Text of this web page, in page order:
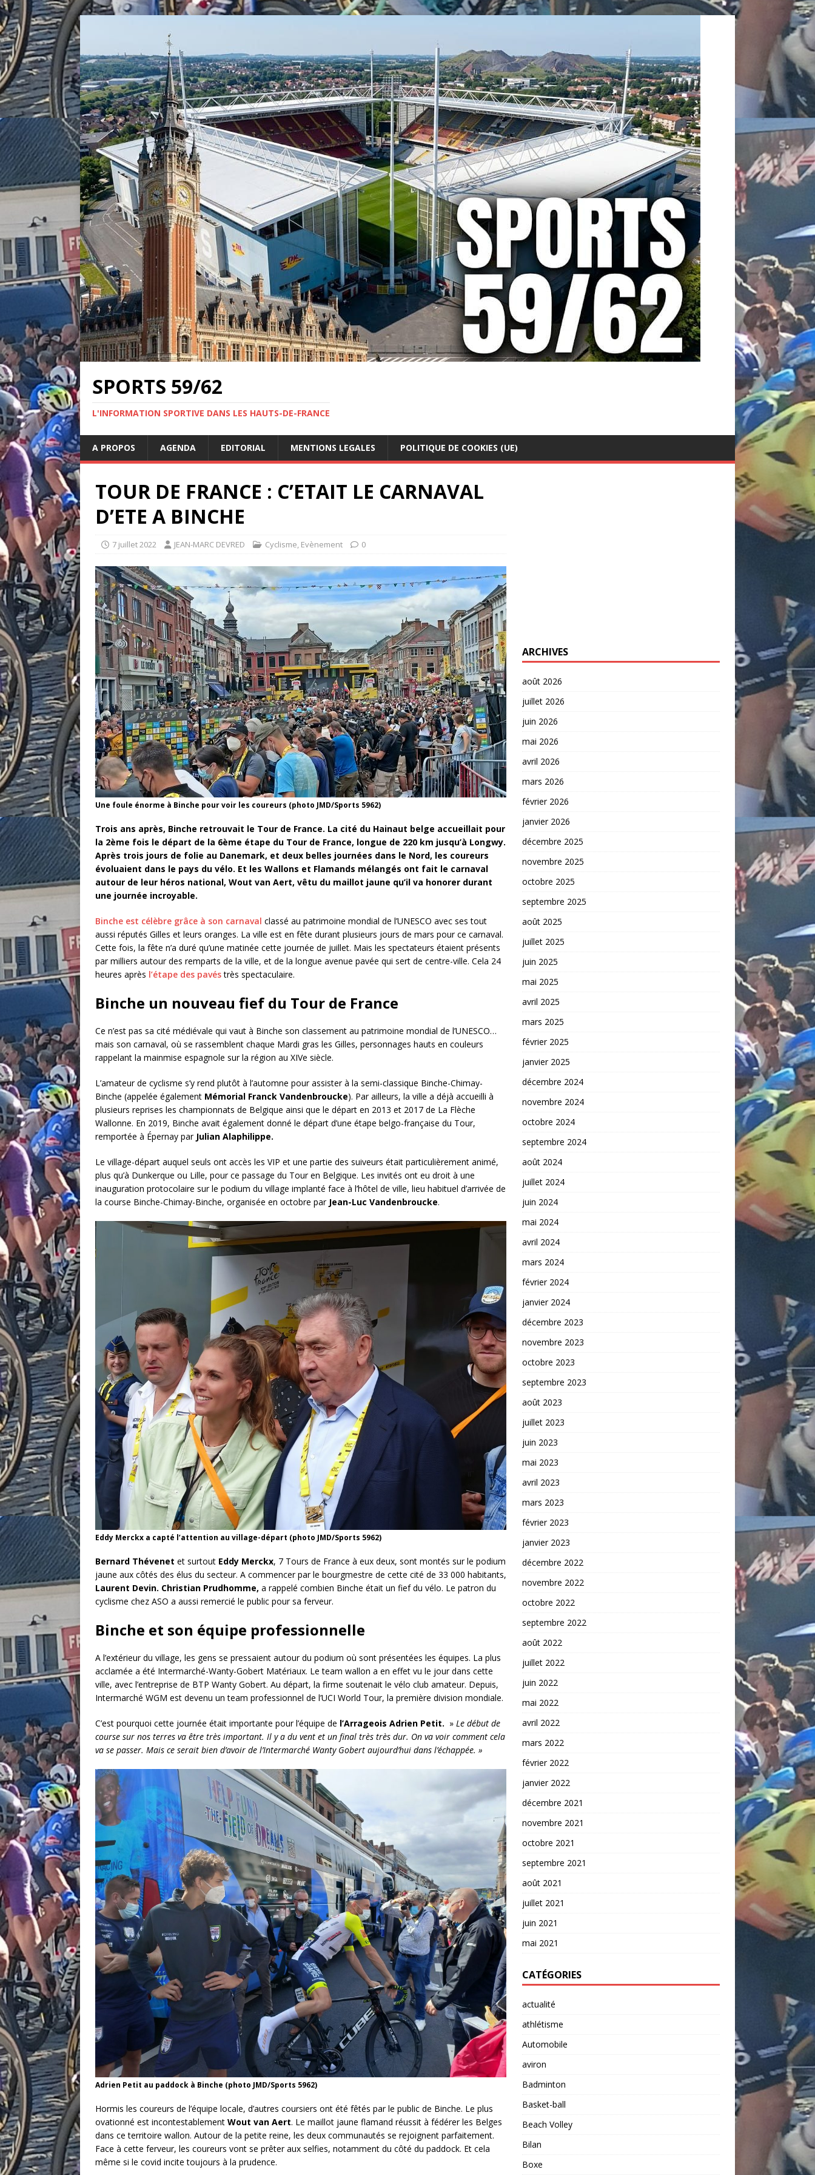
SPORTS 59/62
L'INFORMATION SPORTIVE DANS LES HAUTS-DE-FRANCE
A PROPOS AGENDA EDITORIAL MENTIONS LEGALES POLITIQUE DE COOKIES (UE)
TOUR DE FRANCE : C’ETAIT LE CARNAVAL
D’ETE A BINCHE
7 juillet 2022 JEAN-MARC DEVRED Cyclisme, Evènement 0
Une foule énorme à Binche pour voir les coureurs (photo JMD/Sports 5962)
Trois ans après, Binche retrouvait le Tour de France. La cité du Hainaut belge accueillait pour
la 2ème fois le départ de la 6ème étape du Tour de France, longue de 220 km jusqu’à Longwy.
Après trois jours de folie au Danemark, et deux belles journées dans le Nord, les coureurs
évoluaient dans le pays du vélo. Et les Wallons et Flamands mélangés ont fait le carnaval
autour de leur héros national, Wout van Aert, vêtu du maillot jaune qu’il va honorer durant
une journée incroyable.
Binche est célèbre grâce à son carnaval classé au patrimoine mondial de l’UNESCO avec ses tout
aussi réputés Gilles et leurs oranges. La ville est en fête durant plusieurs jours de mars pour ce carnaval.
Cette fois, la fête n’a duré qu’une matinée cette journée de juillet. Mais les spectateurs étaient présents
par milliers autour des remparts de la ville, et de la longue avenue pavée qui sert de centre-ville. Cela 24
heures après l’étape des pavéstrès spectaculaire.
Binche un nouveau fief du Tour de France
Ce n’est pas sa cité médiévale qui vaut à Binche son classement au patrimoine mondial de l’UNESCO…
mais son carnaval, où se rassemblent chaque Mardi gras les Gilles, personnages hauts en couleurs
rappelant la mainmise espagnole sur la région au XIVe siècle.
L’amateur de cyclisme s’y rend plutôt à l’automne pour assister à la semi-classique Binche-Chimay-
Binche (appelée également Mémorial Franck Vandenbroucke). Par ailleurs, la ville a déjà accueilli à
plusieurs reprises les championnats de Belgique ainsi que le départ en 2013 et 2017 de La Flèche
Wallonne. En 2019, Binche avait également donné le départ d’une étape belgo-française du Tour,
remportée à Épernay par Julian Alaphilippe.
Le village-départ auquel seuls ont accès les VIP et une partie des suiveurs était particulièrement animé,
plus qu’à Dunkerque ou Lille, pour ce passage du Tour en Belgique. Les invités ont eu droit à une
inauguration protocolaire sur le podium du village implanté face à l’hôtel de ville, lieu habituel d’arrivée de
la course Binche-Chimay-Binche, organisée en octobre par Jean-Luc Vandenbroucke.
Eddy Merckx a capté l’attention au village-départ (photo JMD/Sports 5962)
Bernard Thévenet et surtout Eddy Merckx, 7 Tours de France à eux deux, sont montés sur le podium
jaune aux côtés des élus du secteur. A commencer par le bourgmestre de cette cité de 33 000 habitants,
Laurent Devin. Christian Prudhomme, a rappelé combien Binche était un fief du vélo. Le patron du
cyclisme chez ASO a aussi remercié le public pour sa ferveur.
Binche et son équipe professionnelle
A l’extérieur du village, les gens se pressaient autour du podium où sont présentées les équipes. La plus
acclamée a été Intermarché-Wanty-Gobert Matériaux. Le team wallon a en effet vu le jour dans cette
ville, avec l’entreprise de BTP Wanty Gobert. Au départ, la firme soutenait le vélo club amateur. Depuis,
Intermarché WGM est devenu un team professionnel de l’UCI World Tour, la première division mondiale.
C’est pourquoi cette journée était importante pour l’équipe de l’Arrageois Adrien Petit. » Le début de
course sur nos terres va être très important. Il y a du vent et un final très très dur. On va voir comment cela
va se passer. Mais ce serait bien d’avoir de l’Intermarché Wanty Gobert aujourd’hui dans l’échappée. »
Adrien Petit au paddock à Binche (photo JMD/Sports 5962)
Hormis les coureurs de l’équipe locale, d’autres coursiers ont été fêtés par le public de Binche. Le plus
ovationné est incontestablement Wout van Aert. Le maillot jaune flamand réussit à fédérer les Belges
dans ce territoire wallon. Autour de la petite reine, les deux communautés se rejoignent parfaitement.
Face à cette ferveur, les coureurs vont se prêter aux selfies, notamment du côté du paddock. Et cela
même si le covid incite toujours à la prudence.
ARCHIVES
août 2026
juillet 2026
juin 2026
mai 2026
avril 2026
mars 2026
février 2026
janvier 2026
décembre 2025
novembre 2025
octobre 2025
septembre 2025
août 2025
juillet 2025
juin 2025
mai 2025
avril 2025
mars 2025
février 2025
janvier 2025
décembre 2024
novembre 2024
octobre 2024
septembre 2024
août 2024
juillet 2024
juin 2024
mai 2024
avril 2024
mars 2024
février 2024
janvier 2024
décembre 2023
novembre 2023
octobre 2023
septembre 2023
août 2023
juillet 2023
juin 2023
mai 2023
avril 2023
mars 2023
février 2023
janvier 2023
décembre 2022
novembre 2022
octobre 2022
septembre 2022
août 2022
juillet 2022
juin 2022
mai 2022
avril 2022
mars 2022
février 2022
janvier 2022
décembre 2021
novembre 2021
octobre 2021
septembre 2021
août 2021
juillet 2021
juin 2021
mai 2021
CATÉGORIES
actualité
athlétisme
Automobile
aviron
Badminton
Basket-ball
Beach Volley
Bilan
Boxe